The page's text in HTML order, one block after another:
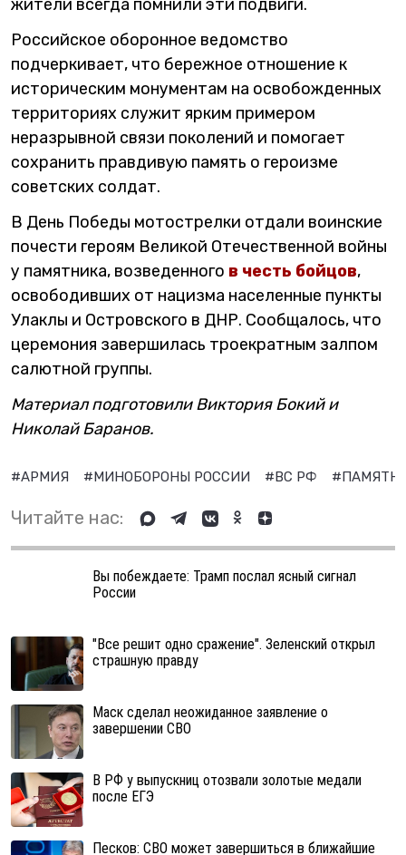
жители всегда помнили эти подвиги.
Российское оборонное ведомство
подчеркивает, что бережное отношение к
историческим монументам на освобожденных
территориях служит ярким примером
неразрывной связи поколений и помогает
сохранить правдивую память о героизме
советских солдат.
В День Победы мотострелки отдали воинские
почести героям Великой Отечественной войны
у памятника, возведенного в честь бойцов,
освободивших от нацизма населенные пункты
Улаклы и Островского в ДНР. Сообщалось, что
церемония завершилась троекратным залпом
салютной группы.
Материал подготовили Виктория Бокий и
Николай Баранов.
#АРМИЯ #МИНОБОРОНЫ РОССИИ #ВС РФ
Читайте нас:
Вы побеждаете: Трамп послал ясный сигнал
России
"Все решит одно сражение". Зеленский открыл
страшную правду
Маск сделал неожиданное заявление о
завершении СВО
В РФ у выпускниц отозвали золотые медали
после ЕГЭ
Песков: СВО может завершиться в ближайшие